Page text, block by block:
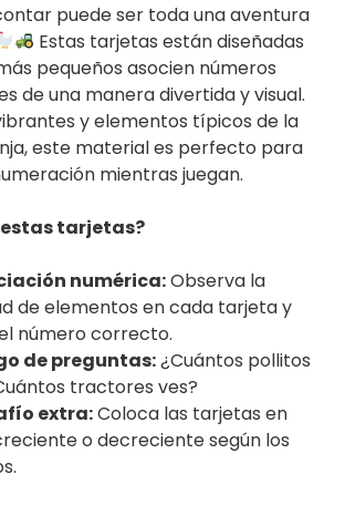
puede ser toda una aventura
Estas tarjetas están diseñadas
pequeños asocien números
de una manera divertida y visual.
y elementos típicos de la
este material es perfecto para
mientras juegan.
tarjetas?
numérica:Observa la
de elementos en cada tarjeta y
número correcto.
de preguntas:¿Cuántos pollitos
tractores ves?
extra:Coloca las tarjetas en
o decreciente según los